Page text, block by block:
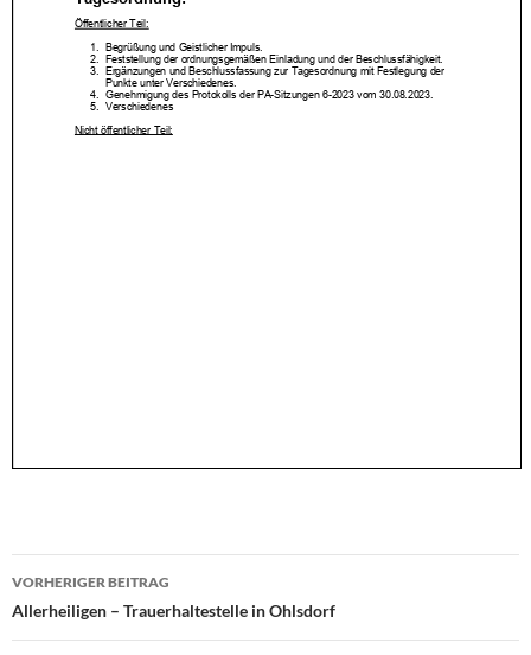
Beitragsnavigation
VORHERIGER BEITRAG
Allerheiligen – Trauerhaltestelle in Ohlsdorf